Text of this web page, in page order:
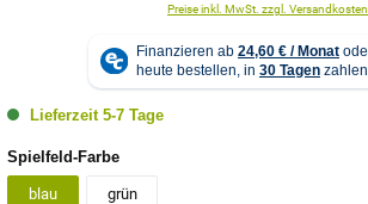
Preise inkl. MwSt. zzgl. Versandkosten
Lieferzeit 5-7 Tage
Spielfeld-Farbeauswählen
blau grün